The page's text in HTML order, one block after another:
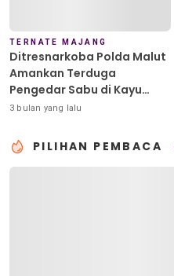
TERNATE MAJANG
Ditresnarkoba Polda Malut
Amankan Terduga
Pengedar Sabu di Kayu
Merah
3 bulan yang lalu
PILIHAN PEMBACA